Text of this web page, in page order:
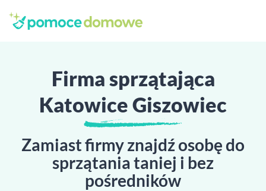
Firma sprzątająca
Katowice Giszowiec
Zamiast firmy znajdź osobę do
sprzątania taniej i bez
pośredników